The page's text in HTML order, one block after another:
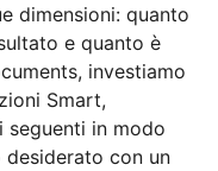
dimensioni: quanto
e quanto è
investiamo
Smart,
seguenti in modo
con un